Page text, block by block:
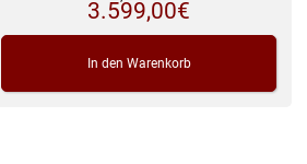
3.599,00€
In den Warenkorb